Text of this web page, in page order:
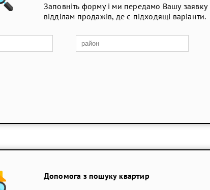
Заповніть форму і ми передамо Вашу заявку
відділам продажів, де є підходящі варіанти.
Допомога з пошуку квартир